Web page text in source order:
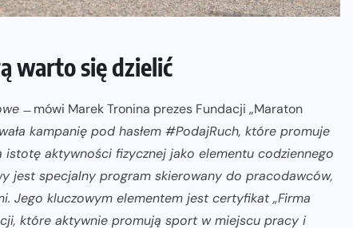
warto się dzielić
̶ mówi Marek Tronina prezes Fundacji „Maraton
kampanię pod hasłem #PodajRuch, które promuje
aktywności fizycznej jako elementu codziennego
jest specjalny program skierowany do pracodawców,
Jego kluczowym elementem jest certyfikat „Firma
które aktywnie promują sport w miejscu pracy i